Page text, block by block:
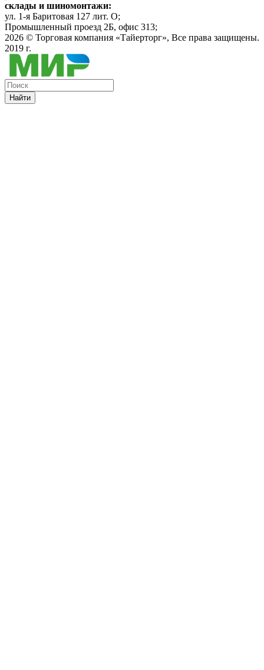
склады и шиномонтажи:
ул. 1-я Баритовая 127 лит. О;
Промышленный проезд 2Б, офис 313;
2026 © Торговая компания «Тайерторг», Все права защищены.
2019 г.
Найти